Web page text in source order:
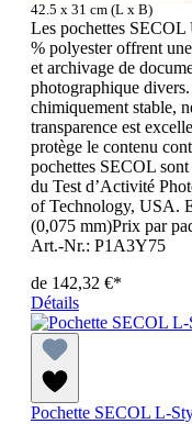
42.5 x 31 cm (L x B)
Les pochettes
% polyester offrent
et archivage de
photographique
chimiquement stable,
transparence est
protège le contenu
pochettes SECOL
du Test d’Activité
of Technology, USA.
(0,075 mm)Prix par
Art.-Nr.: P1A3Y75
de 142,32 €*
Détails
Pochette SECOL L-